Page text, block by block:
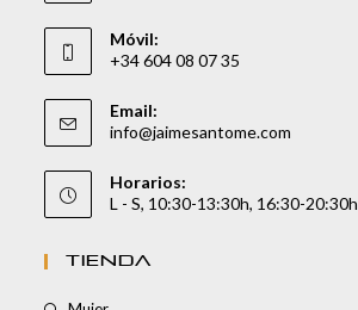
Móvil:
+34 604 08 07 35
Email:
info@jaimesantome.com
Horarios:
L - S, 10:30-13:30h, 16:30-20:30h
TIENDA